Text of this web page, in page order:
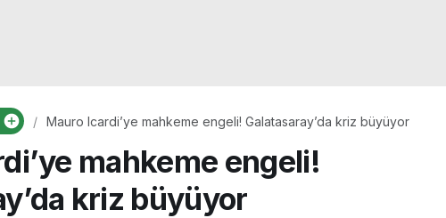
Mauro Icardi’ye mahkeme engeli! Galatasaray’da kriz büyüyor
mahkeme engeli!
kriz büyüyor